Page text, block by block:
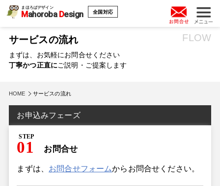
まほろばデザイン
Mahoroba Design 全国対応
サービスの流れ FLOW
まずは、お気軽にお問合せください
丁寧かつ正直にご説明・ご提案します
HOME サービスの流れ
お申込みフェーズ
STEP
01 お問合せ
まずは、 お問合せフォームからお問合せください。